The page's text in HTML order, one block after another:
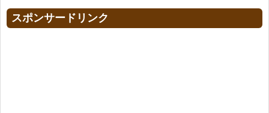
スポンサードリンク